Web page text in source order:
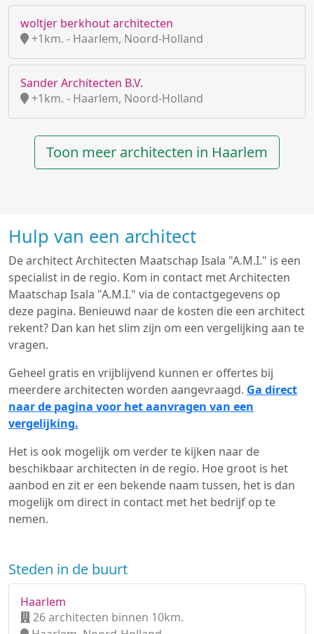
woltjer berkhout architecten
+1km. - Haarlem, Noord-Holland
Sander Architecten B.V.
+1km. - Haarlem, Noord-Holland
Toon meer architecten in Haarlem
Hulp van een architect
De architect Architecten Maatschap Isala "A.M.I." is een
specialist in de regio. Kom in contact met Architecten
Maatschap Isala "A.M.I." via de contactgegevens op
deze pagina. Benieuwd naar de kosten die een architect
rekent? Dan kan het slim zijn om een vergelijking aan te
vragen.
Geheel gratis en vrijblijvend kunnen er offertes bij
meerdere architecten worden aangevraagd. Ga direct
naar de pagina voor het aanvragen van een
vergelijking.
Het is ook mogelijk om verder te kijken naar de
beschikbaar architecten in de regio. Hoe groot is het
aanbod en zit er een bekende naam tussen, het is dan
mogelijk om direct in contact met het bedrijf op te
nemen.
Steden in de buurt
Haarlem
26 architecten binnen 10km.